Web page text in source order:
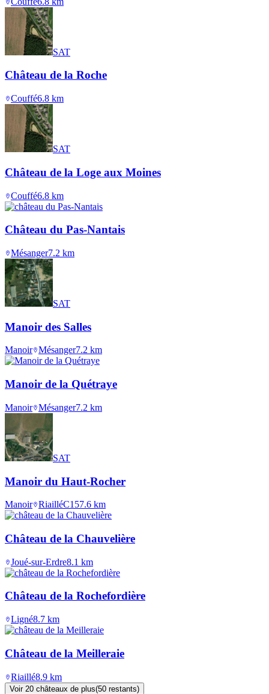
SAT
Château de la Roche
Couffé6.8 km
SAT
Château de la Loge aux Moines
Couffé6.8 km
Château du Pas-Nantais
Mésanger7.2 km
SAT
Manoir des Salles
Manoir Mésanger7.2 km
Manoir de la Quétraye
Manoir Mésanger7.2 km
SAT
Manoir du Haut-Rocher
Manoir RiailléC157.6 km
Château de la Chauvelière
Joué-sur-Erdre8.1 km
Château de la Rochefordière
Ligné8.7 km
Château de la Meilleraie
Riaillé8.9 km
Voir 20 châteaux de plus(50 restants)